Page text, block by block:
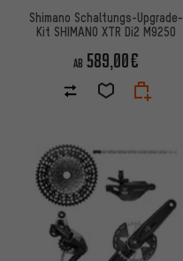
Shimano Schaltungs-Upgrade-
Kit SHIMANO XTR Di2 M9250
AB 589,00€